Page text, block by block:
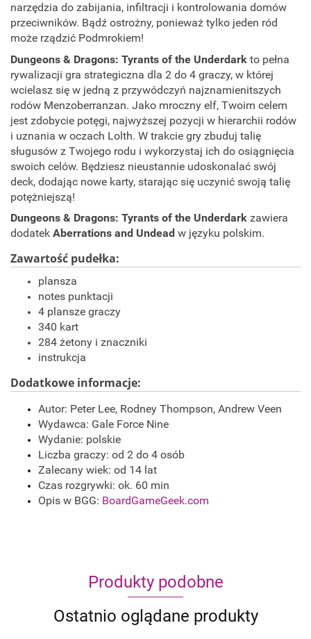
narzędzia do zabijania, infiltracji i kontrolowania domów
przeciwników. Bądź ostrożny, ponieważ tylko jeden ród
może rządzić Podmrokiem!
Dungeons & Dragons: Tyrants of the Underdark to pełna
rywalizacji gra strategiczna dla 2 do 4 graczy, w której
wcielasz się w jedną z przywódczyń najznamienitszych
rodów Menzoberranzan. Jako mroczny elf, Twoim celem
jest zdobycie potęgi, najwyższej pozycji w hierarchii rodów
i uznania w oczach Lolth. W trakcie gry zbuduj talię
sługusów z Twojego rodu i wykorzystaj ich do osiągnięcia
swoich celów. Będziesz nieustannie udoskonalać swój
deck, dodając nowe karty, starając się uczynić swoją talię
potężniejszą!
Dungeons & Dragons: Tyrants of the Underdark zawiera
dodatek Aberrations and Undead w języku polskim.
Zawartość pudełka:
plansza
notes punktacji
4 plansze graczy
340 kart
284 żetony i znaczniki
instrukcja
Dodatkowe informacje:
Autor: Peter Lee, Rodney Thompson, Andrew Veen
Wydawca: Gale Force Nine
Wydanie: polskie
Liczba graczy: od 2 do 4 osób
Zalecany wiek: od 14 lat
Czas rozgrywki: ok. 60 min
Opis w BGG: BoardGameGeek.com
Produkty podobne
Ostatnio oglądane produkty